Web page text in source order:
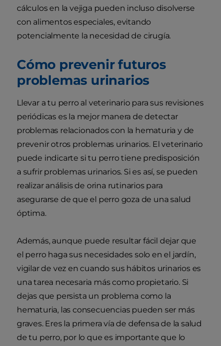
cálculos en la vejiga pueden incluso disolverse
con alimentos especiales, evitando
potencialmente la necesidad de cirugía.
Cómo prevenir futuros
problemas urinarios
Llevar a tu perro al veterinario para sus revisiones
periódicas es la mejor manera de detectar
problemas relacionados con la hematuria y de
prevenir otros problemas urinarios. El veterinario
puede indicarte si tu perro tiene predisposición
a sufrir problemas urinarios. Si es así, se pueden
realizar análisis de orina rutinarios para
asegurarse de que el perro goza de una salud
óptima.
Además, aunque puede resultar fácil dejar que
el perro haga sus necesidades solo en el jardín,
vigilar de vez en cuando sus hábitos urinarios es
una tarea necesaria más como propietario. Si
dejas que persista un problema como la
hematuria, las consecuencias pueden ser más
graves. Eres la primera vía de defensa de la salud
de tu perro, por lo que es importante que lo